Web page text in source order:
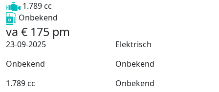
1.789 cc
Onbekend
va € 175 pm
23-09-2025
Elektrisch
Onbekend
Onbekend
1.789 cc
Onbekend